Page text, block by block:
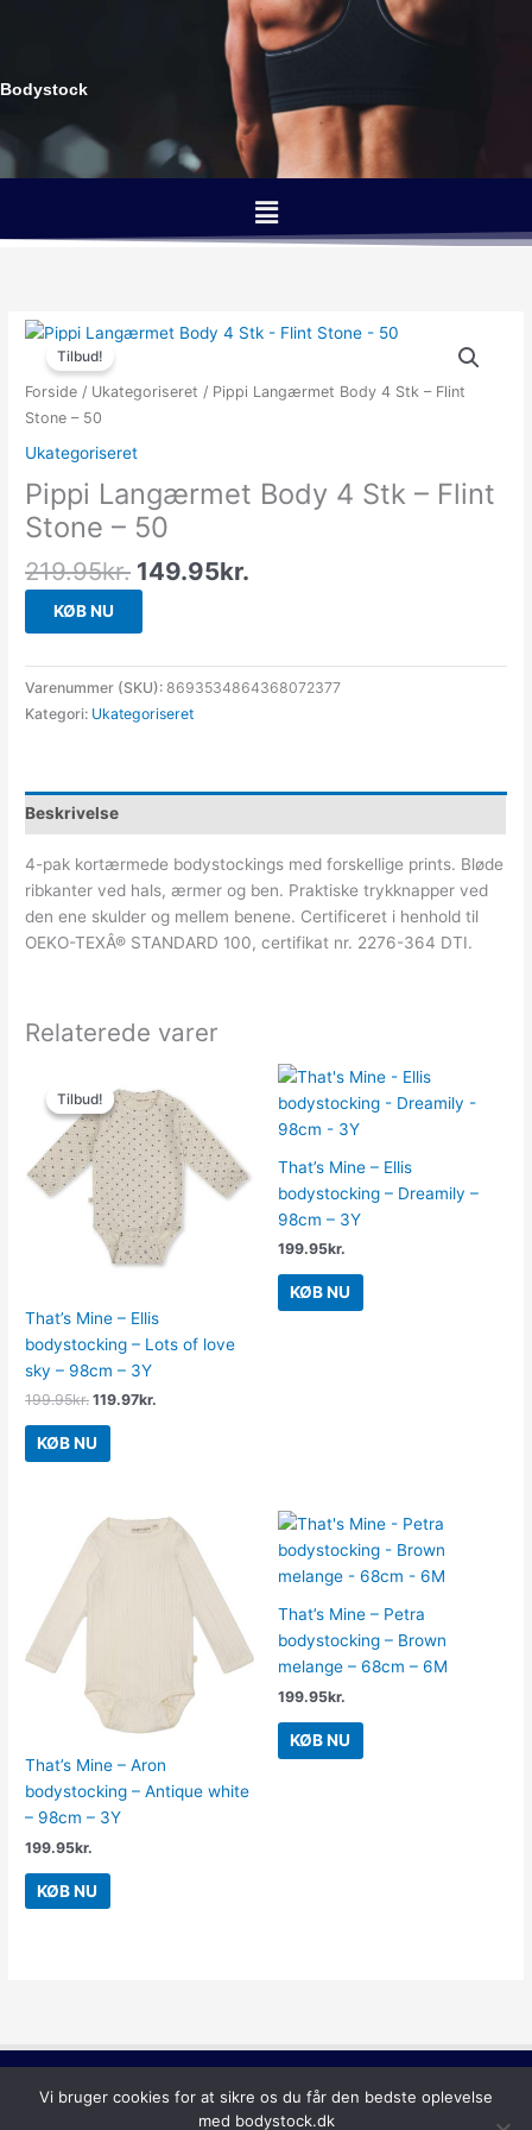
Bodystock
Menu
Tilbud!
Forside / Ukategoriseret / Pippi Langærmet Body 4 Stk – Flint
Stone – 50
Ukategoriseret
Pippi Langærmet Body 4 Stk – Flint
Stone – 50
219.95kr.
Den
pris
var:
149.95kr.
Den
pris
KØB NU
Varenummer (SKU):8693534864368072377
Kategori: Ukategoriseret
Beskrivelse
4-pak kortærmede bodystockings med forskellige prints. Bløde
ribkanter ved hals, ærmer og ben. Praktiske trykknapper ved
den ene skulder og mellem benene. Certificeret i henhold til
OEKO-TEXÂ® STANDARD 100, certifikat nr. 2276-364 DTI.
Relaterede varer
Tilbud!
Tilbud!
That’s Mine – Ellis
bodystocking – Lots of love
sky – 98cm – 3Y
199.95kr.
oprindelige
pris
var:
199.95kr..
119.97kr.
aktuelle
pris
er:
119.97kr..
KØB NU
That’s Mine – Ellis
bodystocking – Dreamily –
98cm – 3Y
199.95kr.
KØB NU
That’s Mine – Aron
bodystocking – Antique white
– 98cm – 3Y
199.95kr.
KØB NU
That’s Mine – Petra
bodystocking – Brown
melange – 68cm – 6M
199.95kr.
KØB NU
Copyright © 2026 Bodystock
Vi bruger cookies for at sikre os du får den bedste oplevelse
med bodystock.dk